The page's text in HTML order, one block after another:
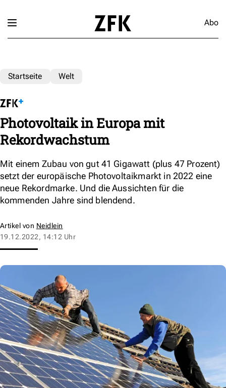
Abo
Startseite Welt
Photovoltaik in Europa mit
Rekordwachstum
Mit einem Zubau von gut 41 Gigawatt (plus 47 Prozent)
setzt der europäische Photovoltaikmarkt in 2022 eine
neue Rekordmarke. Und die Aussichten für die
kommenden Jahre sind blendend.
Artikel von Neidlein
19.12.2022, 14:12 Uhr